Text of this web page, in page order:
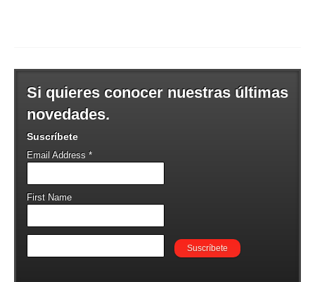
Si quieres conocer nuestras últimas
novedades.
Suscríbete
Email Address *
First Name